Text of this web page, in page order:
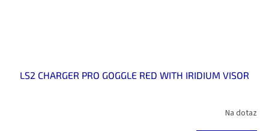
LS2 CHARGER PRO GOGGLE RED WITH IRIDIUM VISOR
Na dotaz